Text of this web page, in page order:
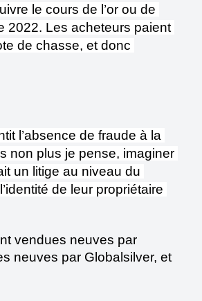
le cours de l’or ou de
2022. Les acheteurs paient
de chasse, et donc
l’absence de fraude à la
non plus je pense, imaginer
un litige au niveau du
de leur propriétaire
vendues neuves par
neuves par Globalsilver, et